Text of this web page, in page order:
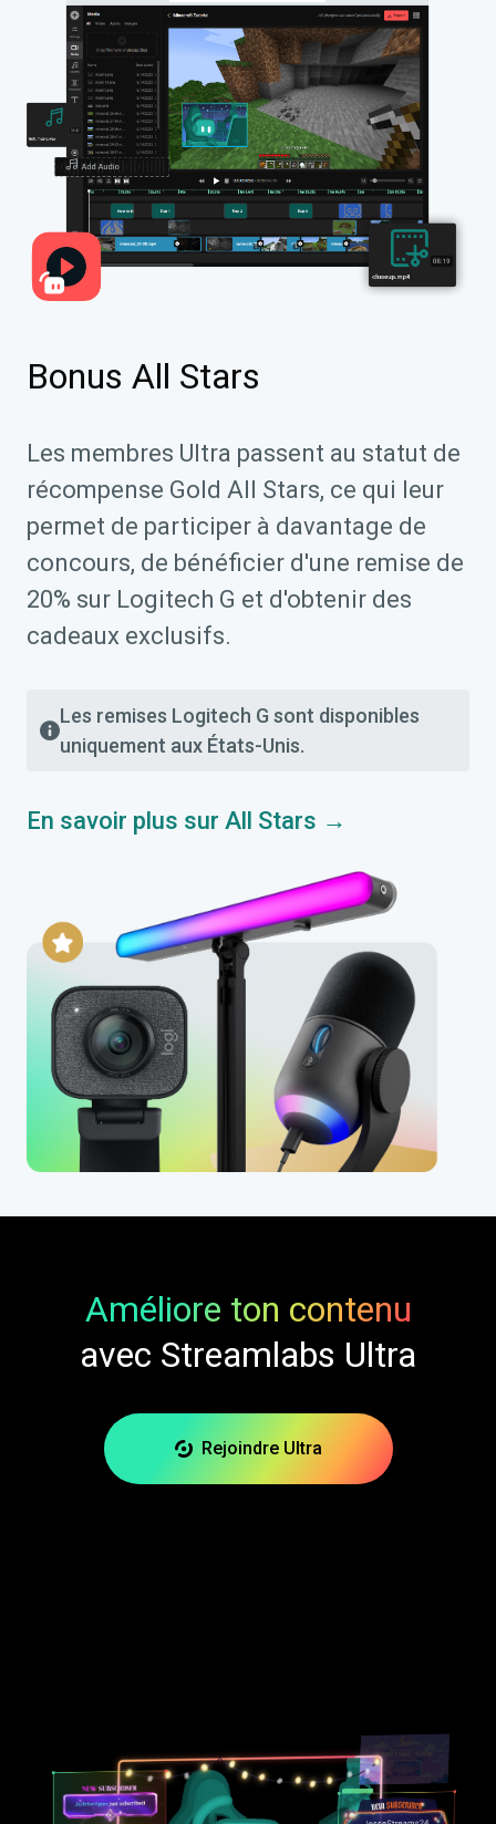
Bonus All Stars
Les membres Ultra passent au statut de
récompense Gold All Stars, ce qui leur
permet de participer à davantage de
concours, de bénéficier d'une remise de
20% sur Logitech G et d'obtenir des
cadeaux exclusifs.
Les remises Logitech G sont disponibles
uniquement aux États-Unis.
En savoir plus sur All Stars →
Améliore ton contenu
avec Streamlabs Ultra
Rejoindre Ultra